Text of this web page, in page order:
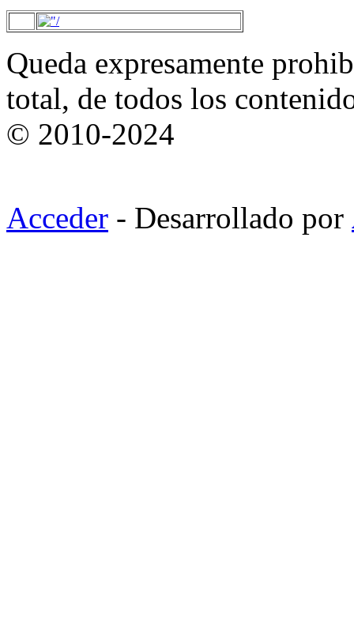
Queda expresamente
total, de todos los
© 2010-2024
Acceder - Desarrollado por